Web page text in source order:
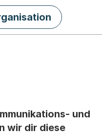
und
wir dir diese